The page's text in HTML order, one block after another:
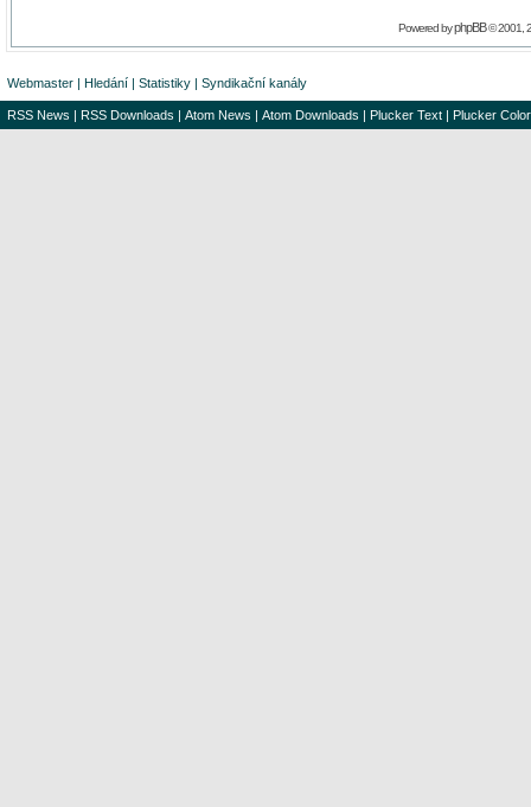
Powered byphpBB© 2001,
Webmaster | Hledání | Statistiky | Syndikační kanály
RSS News | RSS Downloads | Atom News | Atom Downloads | Plucker Text | Plucker Color